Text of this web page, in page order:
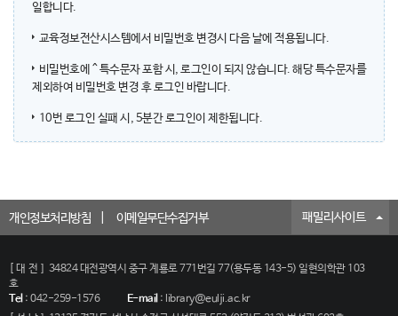
일합니다.
교육정보전산시스템에서 비밀번호 변경시 다음 날에 적용됩니다.
비밀번호에 ^ 특수문자 포함 시, 로그인이 되지 않습니다. 해당 특수문자를
제외하여 비밀번호 변경 후 로그인 바랍니다.
10번 로그인 실패 시, 5분간 로그인이 제한됩니다.
개인정보처리방침 이메일무단수집거부 패밀리사이트
[대전]
34824 대전광역시 중구 계룡로 771번길 77(용두동 143-5) 일현의학관 103
호
Tel: 042-259-1576 E-mail: library@eulji.ac.kr